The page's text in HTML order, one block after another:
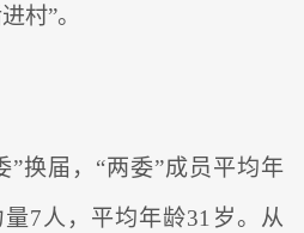
村”。
”换届，“两委”成员平均年
7人，平均年龄31岁。从